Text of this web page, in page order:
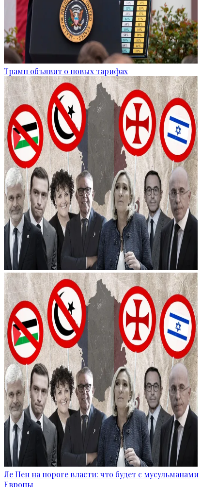
Трамп объявит о новых тарифах
Ле Пен на пороге власти: что будет с мусульманами
Европы